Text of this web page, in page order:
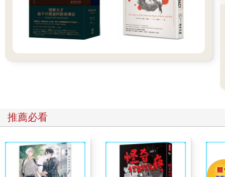
推舉出屬於自己的議員，日本將如何應對，是國會該開始討論的
問題。」當時關於在日中國人的議題在日本尚屬邊緣，如今回
想，那番話無疑是深具前瞻性的洞察。
本書採取非虛構寫作。當初出版社評估這本書「不會暢銷」，因
為在日本，凡涉及中國的主題，若不是帶著陰鬱、恐懼的疑中或
之際，相關議題的「線」與「線」交叉浮現，逐步細密地織構起
「立體」的網。有關在日中國人相關報導洶湧而至，東京人開始
議論紛紛中國人居住在豪華超高樓大廈，熱衷教育的中國人群體
正在擴大。包括《週刊文春》以聳動標題寫道「東京大學有百分
之十二以上的學生是中國人」；日本政府為中國富裕階層推出十
年期多次往返觀光簽證的新方針，遭到大批反對聲浪；《日本經
推薦必看